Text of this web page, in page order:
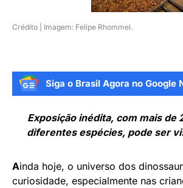
Crédito | Imagem: Felipe Rhommel.
Siga o Brasil Agora no Google
Exposição inédita, com mais de
diferentes espécies, pode ser
Ainda hoje, o universo dos
curiosidade, especialmente nas